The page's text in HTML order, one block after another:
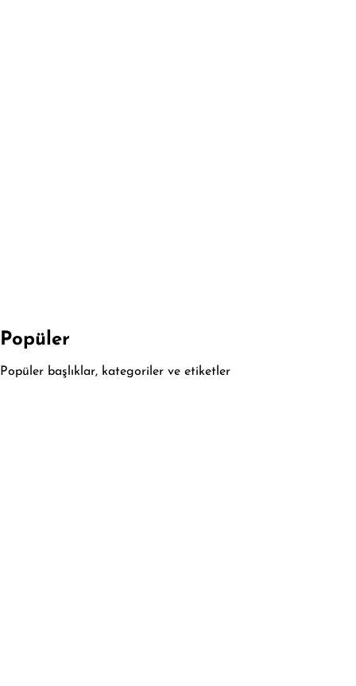
Popüler
Popüler başlıklar, kategoriler ve etiketler